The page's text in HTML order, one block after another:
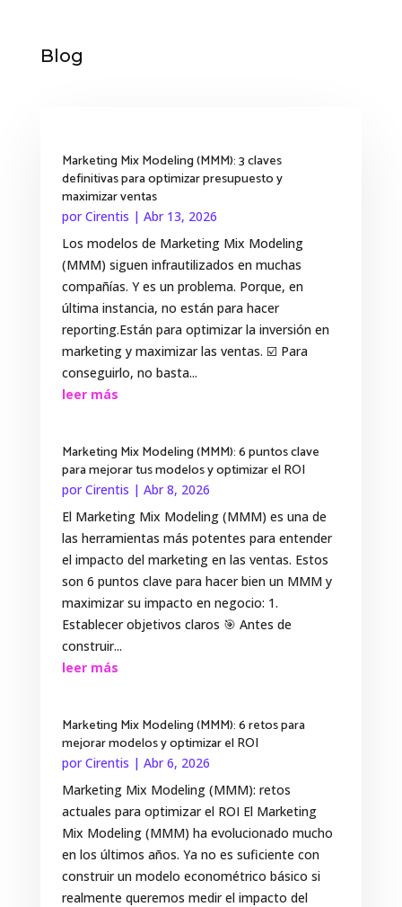
Blog
Marketing Mix Modeling (MMM): 3 claves
definitivas para optimizar presupuesto y
maximizar ventas
porCirentis | Abr 13, 2026
Los modelos de Marketing Mix Modeling
(MMM) siguen infrautilizados en muchas
compañías. Y es un problema. Porque, en
última instancia, no están para hacer
reporting.Están para optimizar la inversión en
marketing y maximizar las ventas. ☑️ Para
conseguirlo, no basta...
leer más
Marketing Mix Modeling (MMM): 6 puntos clave
para mejorar tus modelos y optimizar el ROI
porCirentis | Abr 8, 2026
El Marketing Mix Modeling (MMM) es una de
las herramientas más potentes para entender
el impacto del marketing en las ventas. Estos
son 6 puntos clave para hacer bien un MMM y
maximizar su impacto en negocio: 1.
Establecer objetivos claros 🎯 Antes de
construir...
leer más
Marketing Mix Modeling (MMM): 6 retos para
mejorar modelos y optimizar el ROI
porCirentis | Abr 6, 2026
Marketing Mix Modeling (MMM): retos
actuales para optimizar el ROI El Marketing
Mix Modeling (MMM) ha evolucionado mucho
en los últimos años. Ya no es suficiente con
construir un modelo econométrico básico si
realmente queremos medir el impacto del